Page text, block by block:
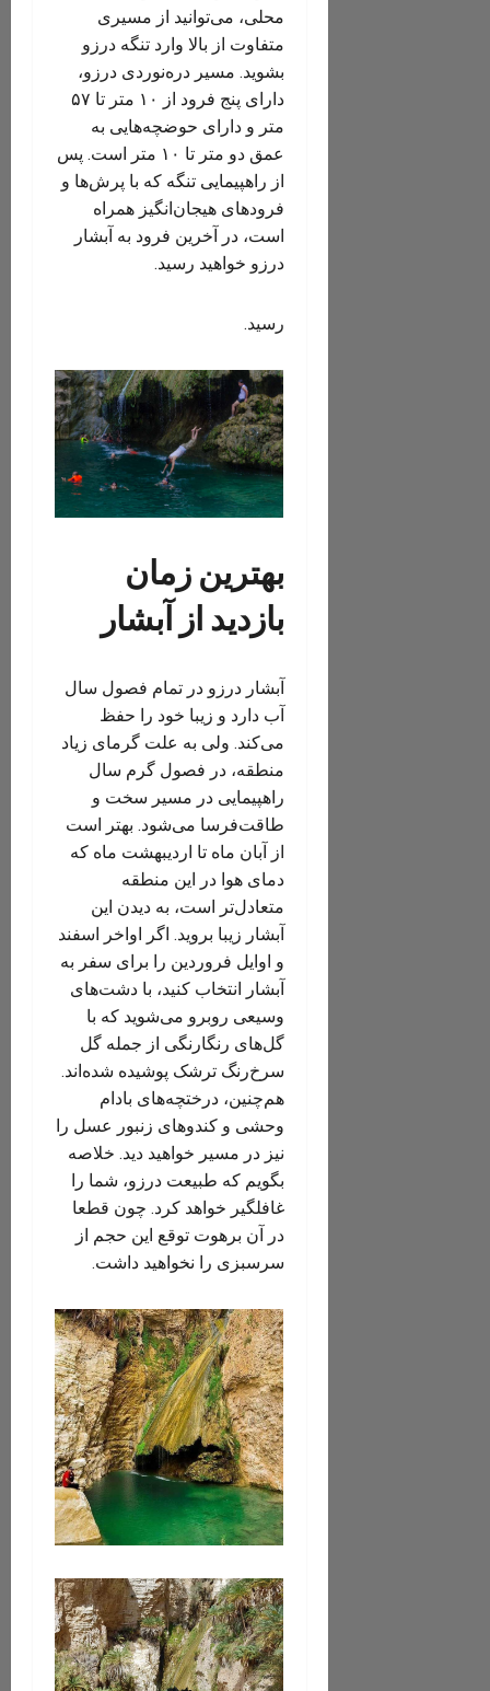
محلی، می‌توانید از مسیری
متفاوت از بالا وارد تنگه درزو
بشوید. مسیر دره‌نوردی درزو،
دارای پنج فرود از ۱۰ متر تا ۵۷
متر و دارای حوضچه‌هایی به
عمق دو متر تا ۱۰ متر است. پس
از راهپیمایی تنگه که با پرش‌ها و
فرودهای هیجان‌انگیز همراه
است، در آخرین فرود به آبشار
درزو خواهید رسید.
رسید.
بهترین زمان
بازدید از آبشار
آبشار درزو در تمام فصول سال
آب دارد و زیبا خود را حفظ
می‌کند. ولی به ‌‌علت گرمای زیاد
منطقه، در فصول گرم سال
راهپیمایی در مسیر سخت و
طاقت‌فرسا می‌شود. بهتر است
از آبان ماه تا اردیبهشت ماه که
دمای هوا در این منطقه
متعادل‌تر است، به دیدن این
آبشار زیبا بروید. اگر اواخر اسفند
و اوایل فروردین را برای سفر به
آبشار انتخاب کنید، با دشت‌های
وسیعی رو‌برو می‌شوید که با
گل‌های رنگارنگی از جمله گل
سرخ‌رنگ ترشک پوشیده شده‌اند.
هم‌چنین، درختچه‌های بادام
وحشی و کندوهای زنبور عسل را
نیز در مسیر خواهید دید. خلاصه
بگویم که طبیعت درزو، شما را
غافلگیر خواهد‌‌‌ کرد. چون قطعا
در آن برهوت توقع این حجم از
سرسبزی را نخواهید داشت.